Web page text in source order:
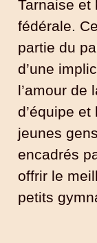
Tarnaise et
fédérale.
partie du
d’une
l’amour de
d’équipe et
jeunes
encadrés
offrir le
petits